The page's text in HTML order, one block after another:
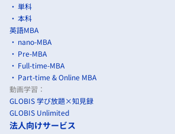
単科
本科
英語MBA
nano-MBA
Pre-MBA
Full-time-MBA
Part-time & Online MBA
動画学習：
GLOBIS 学び放題×知見録
GLOBIS Unlimited
法人向けサービス